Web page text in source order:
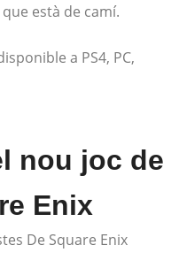
està de camí.
a PS4, PC,
nou joc de
Enix
De Square Enix